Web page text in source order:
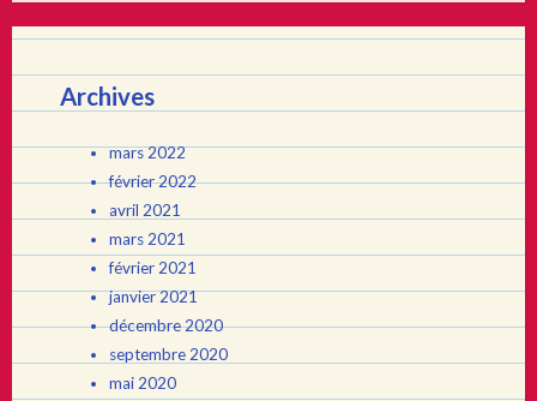
Archives
mars 2022
février 2022
avril 2021
mars 2021
février 2021
janvier 2021
décembre 2020
septembre 2020
mai 2020